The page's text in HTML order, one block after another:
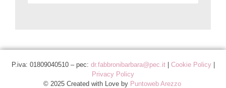
P.iva: 01809040510 – pec: dr.fabbronibarbara@pec.it| Cookie Policy|
Privacy Policy
© 2025 Created with Love by Puntoweb Arezzo